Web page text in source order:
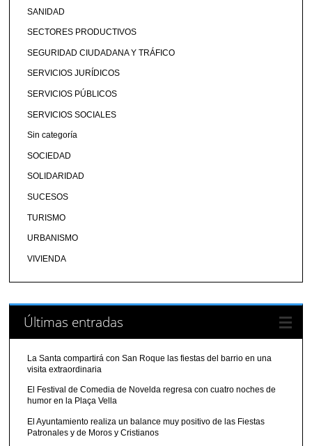
SANIDAD
SECTORES PRODUCTIVOS
SEGURIDAD CIUDADANA Y TRÁFICO
SERVICIOS JURÍDICOS
SERVICIOS PÚBLICOS
SERVICIOS SOCIALES
Sin categoría
SOCIEDAD
SOLIDARIDAD
SUCESOS
TURISMO
URBANISMO
VIVIENDA
Últimas entradas
La Santa compartirá con San Roque las fiestas del barrio en una
visita extraordinaria
El Festival de Comedia de Novelda regresa con cuatro noches de
humor en la Plaça Vella
El Ayuntamiento realiza un balance muy positivo de las Fiestas
Patronales y de Moros y Cristianos